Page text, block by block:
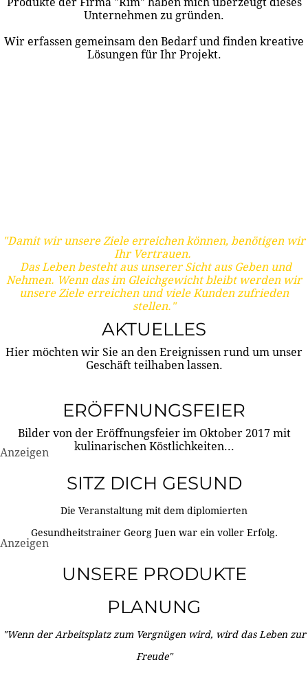
Unternehmen zu gründen.
Wir erfassen gemeinsam den Bedarf und finden kreative
Lösungen für Ihr Projekt.
"Damit wir unsere Ziele erreichen können, benötigen wir
Ihr Vertrauen.
Das Leben besteht aus unserer Sicht aus Geben und
Nehmen. Wenn das im Gleichgewicht bleibt werden wir
unsere Ziele erreichen und viele Kunden zufrieden
stellen."
AKTUELLES
Hier möchten wir Sie an den Ereignissen rund um unser
Geschäft teilhaben lassen.
ERÖFFNUNGSFEIER
Bilder von der Eröffnungsfeier im Oktober 2017 mit
kulinarischen Köstlichkeiten...
Anzeigen
SITZ DICH GESUND
Die Veranstaltung mit dem diplomierten
Gesundheitstrainer Georg Juen war ein voller Erfolg.
Anzeigen
UNSERE PRODUKTE
PLANUNG
"Wenn der Arbeitsplatz zum Vergnügen wird, wird das Leben zur
Freude"